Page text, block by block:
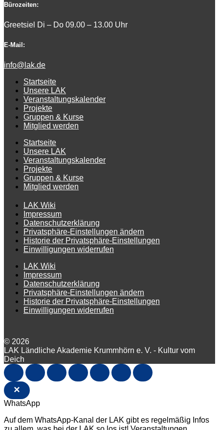
Bürozeiten:
Greetsiel Di – Do 09.00 – 13.00 Uhr
E-Mail:
info@lak.de
Startseite
Unsere LAK
Veranstaltungskalender
Projekte
Gruppen & Kurse
Mitglied werden
Startseite
Unsere LAK
Veranstaltungskalender
Projekte
Gruppen & Kurse
Mitglied werden
LAK Wiki
Impressum
Datenschutzerklärung
Privatsphäre-Einstellungen ändern
Historie der Privatsphäre-Einstellungen
Einwilligungen widerrufen
LAK Wiki
Impressum
Datenschutzerklärung
Privatsphäre-Einstellungen ändern
Historie der Privatsphäre-Einstellungen
Einwilligungen widerrufen
© 2026
LAK Ländliche Akademie Krummhörn e. V. - Kultur vom
Deich
×
WhatsApp
Auf dem WhatsApp-Kanal der LAK gibt es regelmäßig Infos